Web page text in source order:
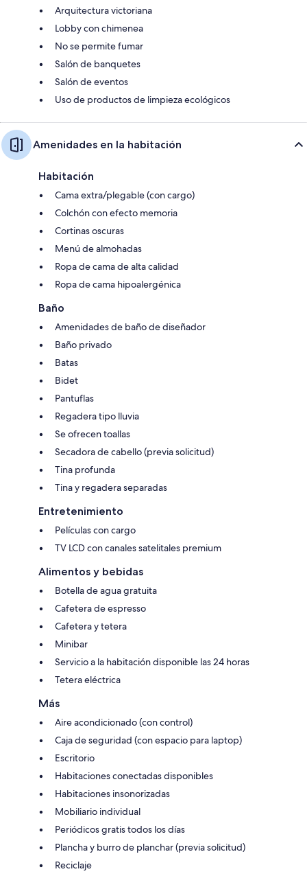
Arquitectura victoriana
Lobby con chimenea
No se permite fumar
Salón de banquetes
Salón de eventos
Uso de productos de limpieza ecológicos
Amenidades en la habitación
Habitación
Cama extra/plegable (con cargo)
Colchón con efecto memoria
Cortinas oscuras
Menú de almohadas
Ropa de cama de alta calidad
Ropa de cama hipoalergénica
Baño
Amenidades de baño de diseñador
Baño privado
Batas
Bidet
Pantuflas
Regadera tipo lluvia
Se ofrecen toallas
Secadora de cabello (previa solicitud)
Tina profunda
Tina y regadera separadas
Entretenimiento
Películas con cargo
TV LCD con canales satelitales premium
Alimentos y bebidas
Botella de agua gratuita
Cafetera de espresso
Cafetera y tetera
Minibar
Servicio a la habitación disponible las 24 horas
Tetera eléctrica
Más
Aire acondicionado (con control)
Caja de seguridad (con espacio para laptop)
Escritorio
Habitaciones conectadas disponibles
Habitaciones insonorizadas
Mobiliario individual
Periódicos gratis todos los días
Plancha y burro de planchar (previa solicitud)
Reciclaje